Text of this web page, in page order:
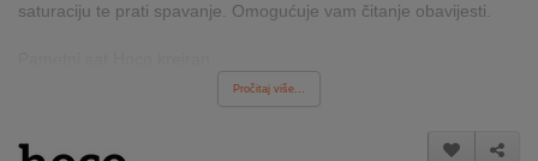
NOVO
saturaciju te prati spavanje. Omogućuje vam čitanje obavijesti.
Pročitaj više...